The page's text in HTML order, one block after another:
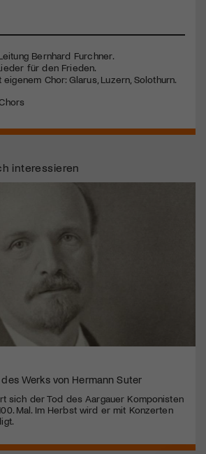
Bernhard Furchner.
für den Frieden.
Chor: Glarus, Luzern, Solothurn.
interessieren
Werks von Hermann Suter
sich der Tod des Aargauer Komponisten
Mal. Im Herbst wird er mit Konzerten